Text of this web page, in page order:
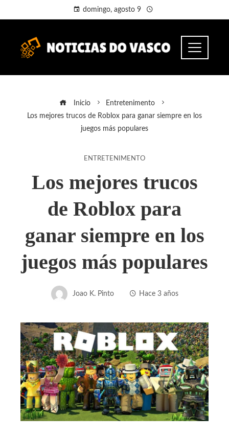
domingo, agosto 9
Inicio
Entretenimento
Los mejores trucos de Roblox para ganar siempre en los
juegos más populares
ENTRETENIMENTO
Los mejores trucos
de Roblox para
ganar siempre en los
juegos más populares
Joao K. Pinto Hace 3 años